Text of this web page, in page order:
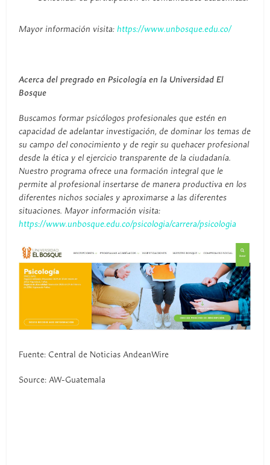
Mayor información visita:https://www.unbosque.edu.co/
Acerca del pregrado en Psicología en la Universidad El
Bosque
Buscamos formar psicólogos profesionales que estén en
capacidad de adelantar investigación, de dominar los temas de
su campo del conocimiento y de regir su quehacer profesional
desde la ética y el ejercicio transparente de la ciudadanía.
Nuestro programa ofrece una formación integral que le
permite al profesional insertarse de manera productiva en los
diferentes nichos sociales y aproximarse a las diferentes
situaciones. Mayor información visita:
https://www.unbosque.edu.co/psicologia/carrera/psicologia
Fuente: Central de Noticias AndeanWire
Source: AW-Guatemala